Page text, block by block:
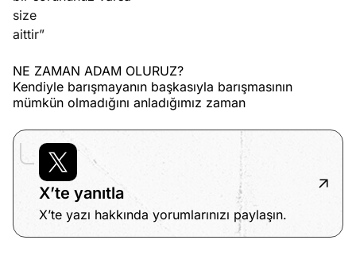
size
aittir”
NE ZAMAN ADAM OLURUZ?
Kendiyle barışmayanın başkasıyla barışmasının
mümkün olmadığını anladığımız zaman
X’te yanıtla
X’te yazı hakkında yorumlarınızı paylaşın.